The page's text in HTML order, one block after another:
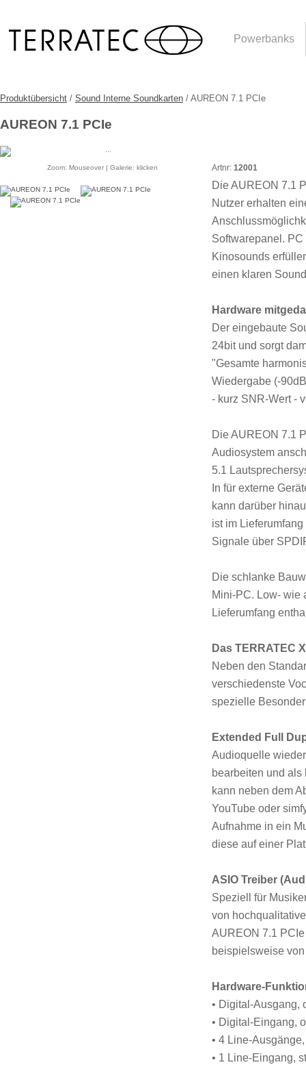
Powerbanks
Produktübersicht / Sound Interne Soundkarten / AUREON 7.1 PCIe
AUREON 7.1 PCIe
Zoom: Mouseover | Galerie: klicken Artnr: 12001
Die AUREON 7.1
Nutzer erhalten
Softwarepanel.
Kinosounds
einen klaren
Hardware
Der eingebaute
24bit und sorgt
"Gesamte
Wiedergabe (-
- kurz SNR-Wert -
Die AUREON 7.1
Audiosystem
5.1
In für externe
kann darüber
ist im
Signale über
Die schlanke
Mini-PC. Low- wie
Lieferumfang
Das TERRATEC
Neben den
verschiedenste
spezielle
Extended Full
Audioquelle
bearbeiten und
kann neben dem
YouTube oder
Aufnahme in ein
diese auf einer
ASIO Treiber
Speziell für
von
AUREON 7.1
beispielsweise
Hardware-
• Digital-Ausgang,
• Digital-Eingang,
• 4 Line-
• 1 Line-Eingang,